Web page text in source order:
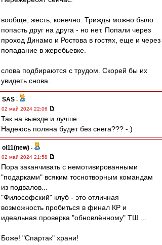
вообще, жесть, конечно. Трижды можно было
попасть друг на друга - но нет. Попали через
проход Динамо и Ростова в гостях, еще и через
попадание в жеребьевке.
слова подбираются с трудом. Скорей бы их
увидеть снова.
SAS -
02 май 2024 22:06
Так на выезде и лучше...
Надеюсь поляна будет без снега??? -:)
oi11(new) -
02 май 2024 21:58
Пора заканчивать с немотивированными
"подарками" всяким тоснотворным командам
из подвалов...
"Философский" клуб - это отличная
возможность пробиться в финал КР и
идеальная проверка "обновлённому" ТШ ...
Боже! "Спартак" храни!